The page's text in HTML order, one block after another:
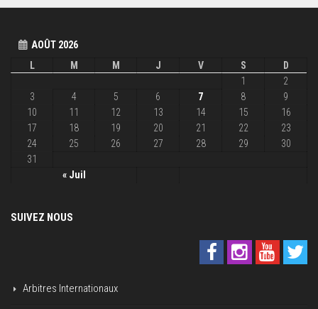
AOÛT 2026
L
M M J V S D
« Juil
1
2
3
4 5 6 7 8
9
10
11 12 13 14 15
16
17
18 19 20 21 22
23
24
25 26 27 28 29
30
31
SUIVEZ NOUS
Arbitres Internationaux